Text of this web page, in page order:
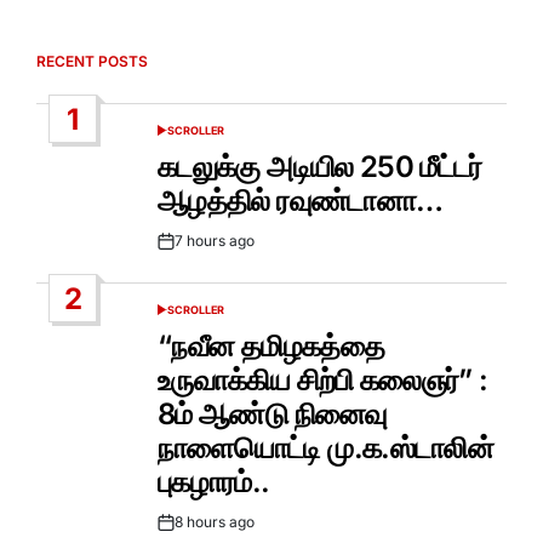
RECENT POSTS
1
POSTED
SCROLLER
கடலுக்கு அடியில 250 மீட்டர்
ஆழத்தில் ரவுண்டானா…
Post7 hours ago
2
POSTED
SCROLLER
“நவீன தமிழகத்தை
உருவாக்கிய சிற்பி கலைஞர்” :
8ம் ஆண்டு நினைவு
நாளையொட்டி மு.க.ஸ்டாலின்
புகழாரம்..
Post8 hours ago